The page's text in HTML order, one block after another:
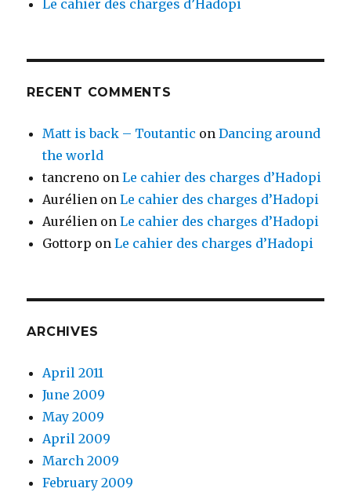
Le cahier des charges d’Hadopi
RECENT COMMENTS
Matt is back – Toutantic onDancing around
the world
tancreno onLe cahier des charges d’Hadopi
Aurélien onLe cahier des charges d’Hadopi
Aurélien onLe cahier des charges d’Hadopi
Gottorp onLe cahier des charges d’Hadopi
ARCHIVES
April 2011
June 2009
May 2009
April 2009
March 2009
February 2009